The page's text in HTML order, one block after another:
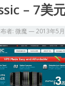
– 7美
者: 微魔 —2013年5